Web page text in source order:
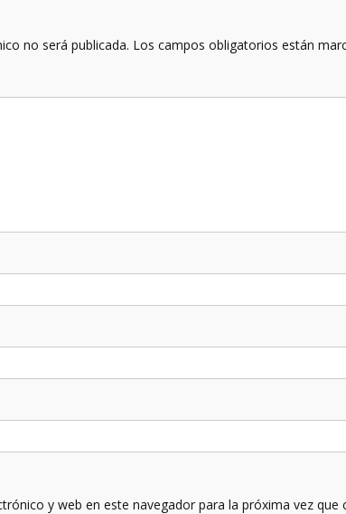
no será publicada. Los campos obligatorios están
y web en este navegador para la próxima vez que